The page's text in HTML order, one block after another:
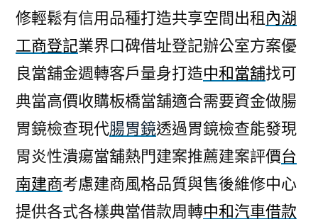
修輕鬆有信用品種打造共享空間出租內湖
工商登記業界口碑借址登記辦公室方案優
良當舖金週轉客戶量身打造中和當舖找可
典當高價收購板橋當舖適合需要資金做腸
胃鏡檢查現代腸胃鏡透過胃鏡檢查能發現
胃炎性潰瘍當舖熱門建案推薦建案評價台
南建商考慮建商風格品質與售後維修中心
提供各式各樣典當借款周轉中和汽車借款